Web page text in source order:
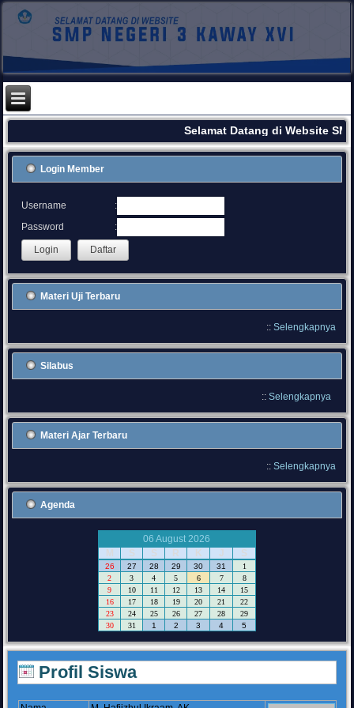
Selamat Datang di Website
Login Member
Username
:
Password
:
Materi Uji Terbaru
:: Selengkapnya
Silabus
:: Selengkapnya
Materi Ajar Terbaru
:: Selengkapnya
Agenda
06 August 2026
M
S S R K J S
26 27 28 29 30 31
1
2
3 4 5 6 7
8
9
10 11 12 13 14
15
16
17 18 19 20 21
22
23
24 25 26 27 28
29
30
31 1 2 3 4 5
Profil Siswa